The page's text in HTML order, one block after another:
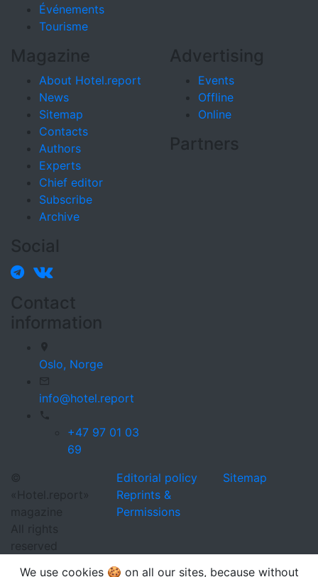
Événements
Tourisme
Magazine
About Hotel.report
News
Sitemap
Contacts
Authors
Experts
Chief editor
Subscribe
Archive
Advertising
Events
Offline
Online
Partners
Social
Contact
information
Oslo, Norge
info@hotel.report
+47 97 01 03
69
©
«Hotel.report»
magazine
All rights
reserved
Editorial policy
Reprints &
Permissions
Sitemap
We use cookies 🍪 on all our sites, because without